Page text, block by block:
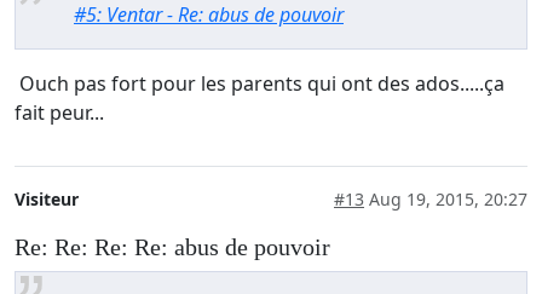
#5: Ventar - Re: abus de pouvoir
Ouch pas fort pour les parents qui ont des ados.....ça
fait peur...
Visiteur #13 Aug 19, 2015, 20:27
Re: Re: Re: Re: abus de pouvoir